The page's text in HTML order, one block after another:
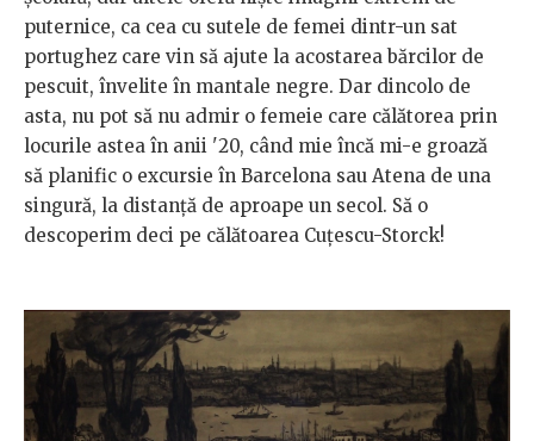
puternice, ca cea cu sutele de femei dintr-un sat
portughez care vin să ajute la acostarea bărcilor de
pescuit, învelite în mantale negre. Dar dincolo de
asta, nu pot să nu admir o femeie care călătorea prin
locurile astea în anii '20, când mie încă mi-e groază
să planific o excursie în Barcelona sau Atena de una
singură, la distanță de aproape un secol. Să o
descoperim deci pe călătoarea Cuțescu-Storck!